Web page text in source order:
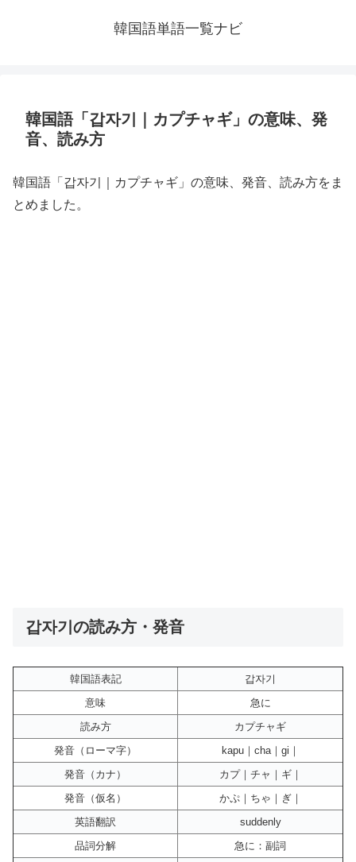
韓国語単語一覧ナビ
韓国語「갑자기｜カプチャギ」の意味、発
音、読み方
韓国語「갑자기｜カプチャギ」の意味、発音、読み方をま
とめました。
갑자기の読み方・発音
韓国語表記
갑자기
意味
急に
読み方
カプチャギ
発音（ローマ字）
kapu｜cha｜gi｜
発音（カナ）
カプ｜チャ｜ギ｜
発音（仮名）
かぷ｜ちゃ｜ぎ｜
英語翻訳
suddenly
品詞分解
急に：副詞